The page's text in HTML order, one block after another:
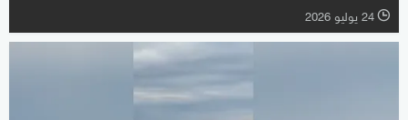
l 24 يوليو 2026